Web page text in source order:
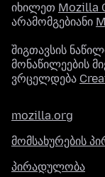
იხილეთ Mozilla
არამომგებიანი
შიგთავსის
მონაწილეების
ვრცელდება
mozilla.org
მომსახურების
პირადულობა